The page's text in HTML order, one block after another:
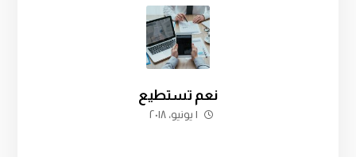
نعم تستطيع
١ يونيو، ٢٠١٨